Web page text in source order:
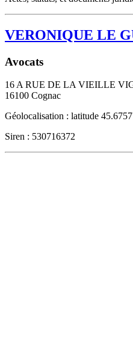
VERONIQUE LE
Avocats
16 A RUE DE LA VIEILLE
16100 Cognac
Géolocalisation : latitude
Siren : 530716372